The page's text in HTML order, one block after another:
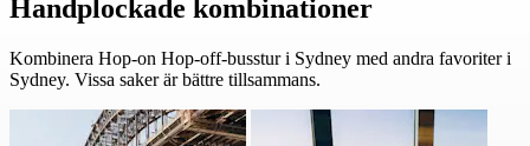
Handplockade kombinationer
Kombinera Hop-on Hop-off-busstur i Sydney med andra favoriter i
Sydney. Vissa saker är bättre tillsammans.